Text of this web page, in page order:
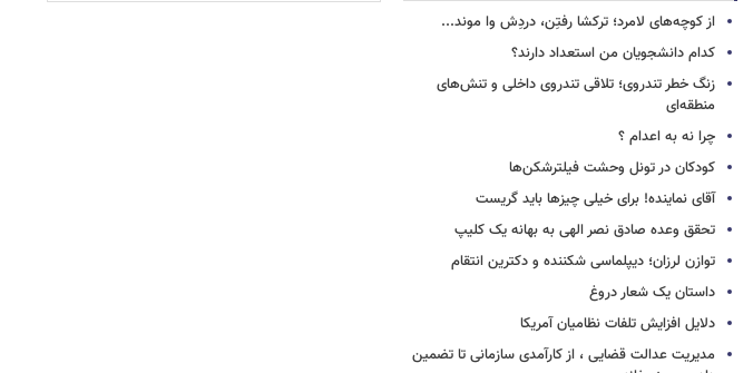
از کوچه‌های لامرد؛ ترکشا رفتِن، دردِش وا موند...
کدام دانشجویان من استعداد دارند؟
زنگ خطر تندروی؛ تلاقی تندروی داخلی و تنش‌های
منطقه‌ای
چرا نه به اعدام ؟
کودکان در تونل وحشت فیلترشکن‌ها
آقای نماینده! برای خیلی چیزها باید گریست
تحقق وعده صادق نصر الهی به بهانه یک کلیپ
توازن لرزان؛ دیپلماسی شکننده و دکترین انتقام
داستان یک شعار دروغ
دلایل افزایش تلفات نظامیان آمریکا
مدیریت عدالت قضایی ، از کارآمدی سازمانی تا تضمین